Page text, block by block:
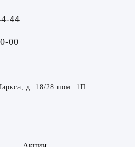
44
00
д. 18/28 пом. 1П
обработку персональных данных